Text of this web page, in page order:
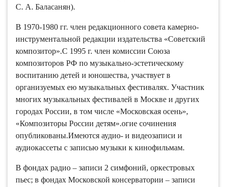
С. А. Баласанян).
В 1970-1980 гг. член редакционного совета камерно-
инструментальной редакции издательства «Советский
композитор».С 1995 г. член комиссии Союза
композиторов РФ по музыкально-эстетическому
воспитанию детей и юношества, участвует в
организуемых ею музыкальных фестивалях. Участник
многих музыкальных фестивалей в Москве и других
городах России, в том числе «Московская осень»,
«Композиторы России детям».огие сочинения
опубликованы.Имеются аудио- и видеозаписи и
аудиокассеты с записью музыки к кинофильмам.
В фондах радио – записи 2 симфоний, оркестровых
пьес; в фондах Московской консерватории – записи